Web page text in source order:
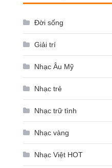
Đời sống
Giải trí
Nhạc Âu Mỹ
Nhạc trẻ
Nhạc trữ tình
Nhạc vàng
Nhạc Việt HOT